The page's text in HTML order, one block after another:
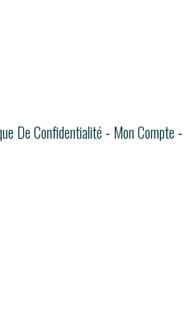
De Confidentialité Mon Compte